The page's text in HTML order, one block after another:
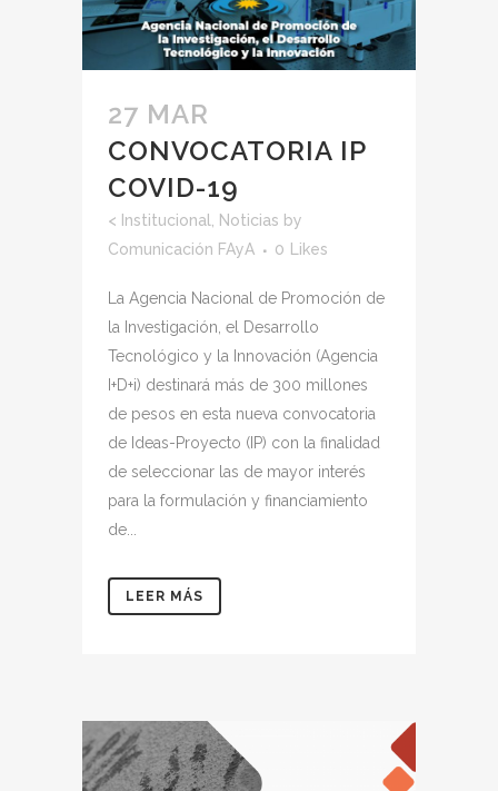
27 MAR
CONVOCATORIA IP
COVID-19
< Institucional Noticias by
Comunicación FAyA
0 Likes
La Agencia Nacional de Promoción de
la Investigación, el Desarrollo
Tecnológico y la Innovación (Agencia
I+D+i) destinará más de 300 millones
de pesos en esta nueva convocatoria
de Ideas-Proyecto (IP) con la finalidad
de seleccionar las de mayor interés
para la formulación y financiamiento
de...
LEER MÁS